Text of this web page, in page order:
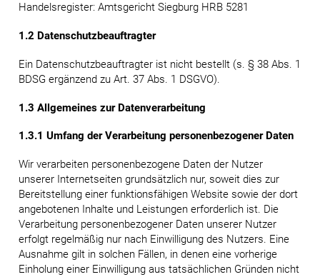
Handelsregister: Amtsgericht Siegburg HRB 5281
1.2 Datenschutzbeauftragter
Ein Datenschutzbeauftragter ist nicht bestellt (s. § 38 Abs. 1
BDSG ergänzend zu Art. 37 Abs. 1 DSGVO).
1.3 Allgemeines zur Datenverarbeitung
1.3.1 Umfang der Verarbeitung personenbezogener Daten
Wir verarbeiten personenbezogene Daten der Nutzer
unserer Internetseiten grundsätzlich nur, soweit dies zur
Bereitstellung einer funktionsfähigen Website sowie der dort
angebotenen Inhalte und Leistungen erforderlich ist. Die
Verarbeitung personenbezogener Daten unserer Nutzer
erfolgt regelmäßig nur nach Einwilligung des Nutzers. Eine
Ausnahme gilt in solchen Fällen, in denen eine vorherige
Einholung einer Einwilligung aus tatsächlichen Gründen nicht